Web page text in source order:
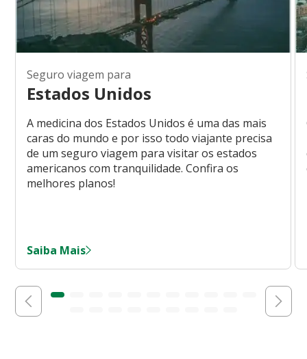
Seguro viagem para
Estados Unidos
A medicina dos Estados Unidos é uma das mais
caras do mundo e por isso todo viajante precisa
de um seguro viagem para visitar os estados
americanos com tranquilidade. Confira os
melhores planos!
Saiba Mais